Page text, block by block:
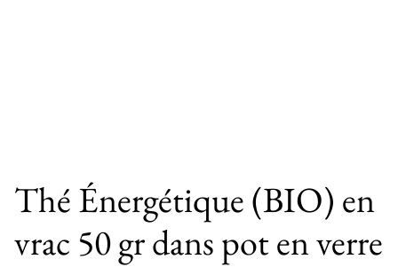
Thé Énergétique (BIO) en
vrac 50 gr dans pot en verre